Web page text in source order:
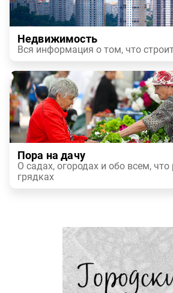
Недвижимость
Вся информация о том, что
Пора на дачу
О садах, огородах и обо всем, что
грядках